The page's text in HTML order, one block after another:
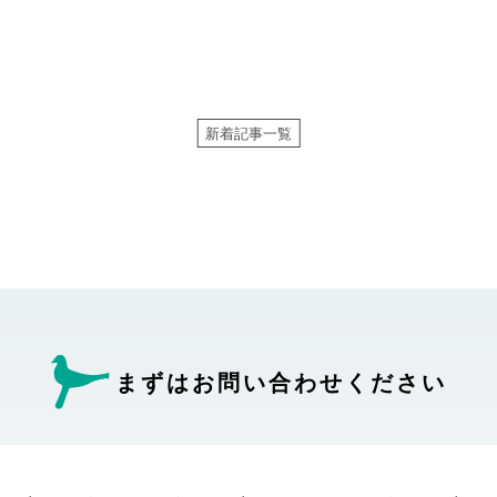
新着記事一覧
まずはお問い合わせ ください